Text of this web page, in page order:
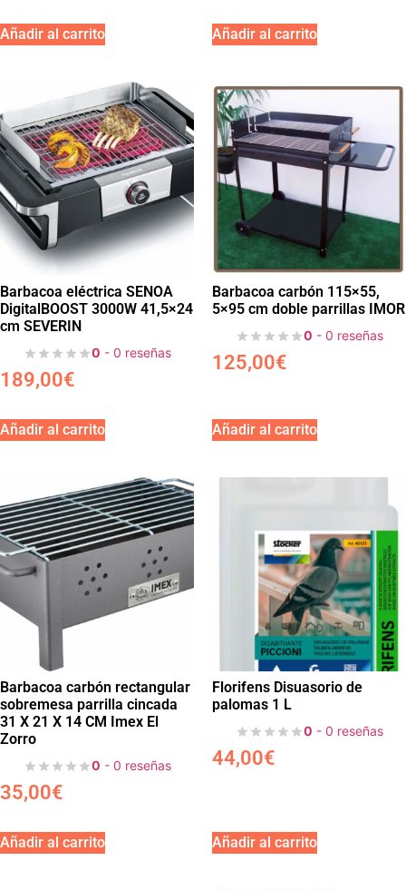
Añadir al carrito Añadir al carrito
Barbacoa eléctrica SENOA
DigitalBOOST 3000W 41,5×24
cm SEVERIN
0 - 0 reseñas
189,00€
Añadir al carrito
Barbacoa carbón 115×55,
5×95 cm doble parrillas IMOR
0 - 0 reseñas
125,00€
Añadir al carrito
Barbacoa carbón rectangular
sobremesa parrilla cincada
31 X 21 X 14 CM Imex El
Zorro
0 - 0 reseñas
35,00€
Añadir al carrito
Florifens Disuasorio de
palomas 1 L
0 - 0 reseñas
44,00€
Añadir al carrito